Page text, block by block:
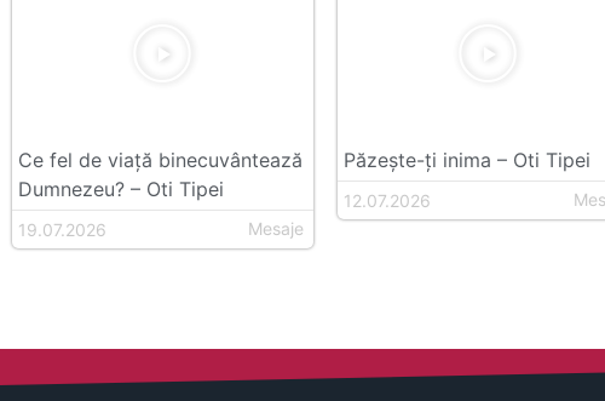
Ce fel de viață binecuvântează
Dumnezeu? – Oti Tipei
19.07.2026 Mesaje
Păzește-ți inima – Oti Tipei
12.07.2026